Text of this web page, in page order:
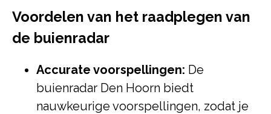
Voordelen van het raadplegen van
de buienradar
Accurate voorspellingen: De
buienradar Den Hoorn biedt
nauwkeurige voorspellingen, zodat je